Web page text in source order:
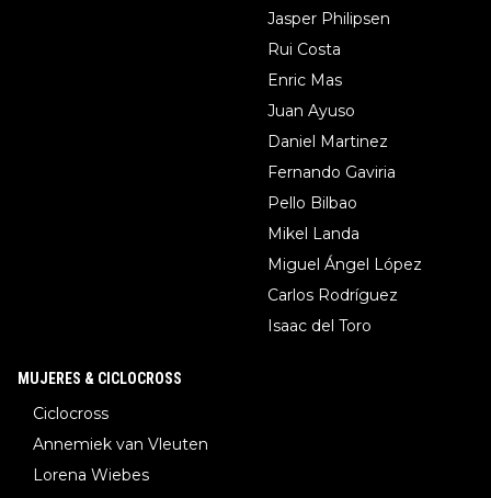
Jasper Philipsen
Rui Costa
Enric Mas
Juan Ayuso
Daniel Martinez
Fernando Gaviria
Pello Bilbao
Mikel Landa
Miguel Ángel López
Carlos Rodríguez
Isaac del Toro
MUJERES & CICLOCROSS
Ciclocross
Annemiek van Vleuten
Lorena Wiebes